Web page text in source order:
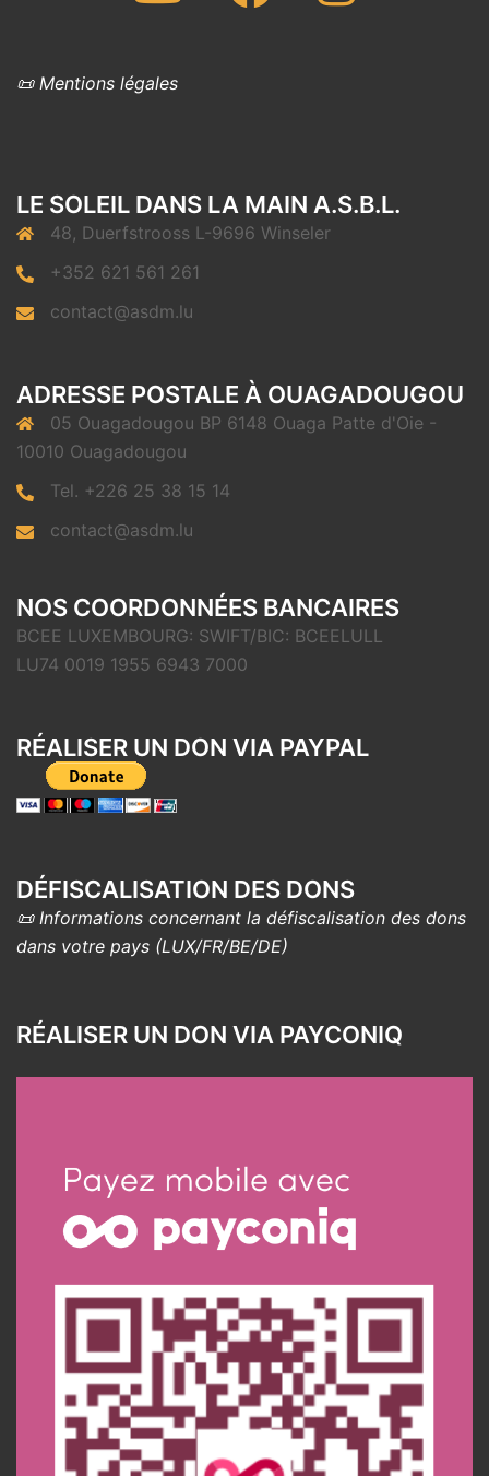
📜 Mentions légales
LE SOLEIL DANS LA MAIN A.S.B.L.
48, Duerfstrooss L-9696 Winseler
+352 621 561 261
contact@asdm.lu
ADRESSE POSTALE À OUAGADOUGOU
05 Ouagadougou BP 6148 Ouaga Patte d'Oie -
10010 Ouagadougou
Tel. +226 25 38 15 14
contact@asdm.lu
NOS COORDONNÉES BANCAIRES
BCEE LUXEMBOURG: SWIFT/BIC: BCEELULL
LU74 0019 1955 6943 7000
RÉALISER UN DON VIA PAYPAL
DÉFISCALISATION DES DONS
📜 Informations concernant la défiscalisation des dons
dans votre pays (LUX/FR/BE/DE)
RÉALISER UN DON VIA PAYCONIQ